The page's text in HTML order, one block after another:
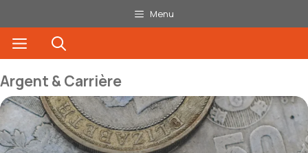
au
contenu
Menu
Menu
Argent & Carrière